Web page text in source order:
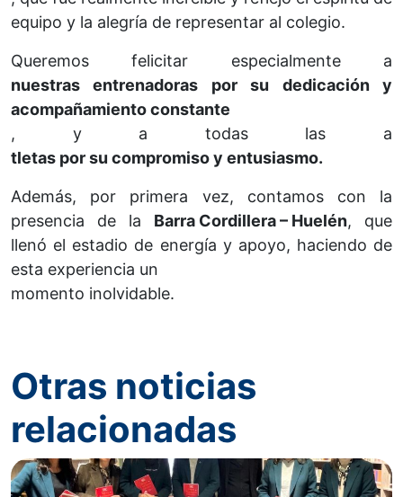
equipo y la alegría de representar al colegio.
Queremos felicitar especialmente a
nuestras entrenadoras por su dedicación y
acompañamiento constante
, y a todas las a
tletas por su compromiso y entusiasmo.
Además, por primera vez, contamos con la
presencia de la Barra Cordillera – Huelén, que
llenó el estadio de energía y apoyo, haciendo de
esta experiencia un
momento inolvidable.
Otras noticias
relacionadas